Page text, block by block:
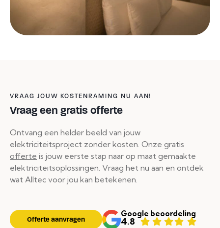
VRAAG JOUW KOSTENRAMING NU AAN!
Vraag een gratis offerte
Ontvang een helder beeld van jouw
elektriciteitsproject zonder kosten. Onze gratis
offerte is jouw eerste stap naar op maat gemaakte
elektriciteitsoplossingen. Vraag het nu aan en ontdek
wat Alltec voor jou kan betekenen.
Offerte aanvragen
Google beoordeling
4.8